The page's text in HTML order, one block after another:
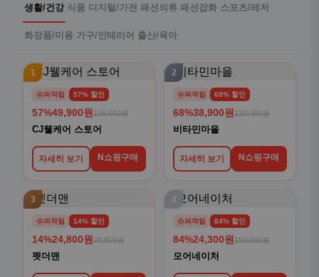
생활/건강 식품 디지털/가전 패션의류 패션잡화 스포츠/레저
화장품/미용 가구/인테리어 출산/육아
1
슈퍼적립 57% 할인
57%49,900원 116,000원
CJ웰케어 스토어
자세히 보기 N쇼핑구매
2
슈퍼적립 68% 할인
68%38,900원 120,000원
비타민마을
자세히 보기 N쇼핑구매
3
슈퍼적립 14% 할인
14%24,800원 28,800원
펫더맨
4
슈퍼적립 84% 할인
84%24,300원 150,000원
모어네이처